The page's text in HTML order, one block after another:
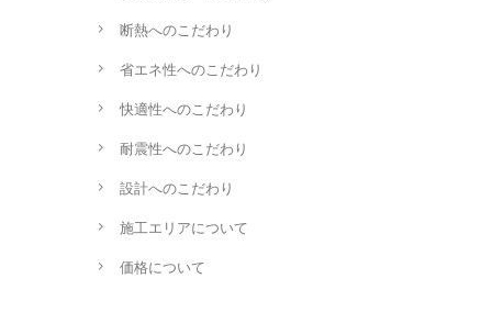
断熱へのこだわり
省エネ性へのこだわり
快適性へのこだわり
耐震性へのこだわり
設計へのこだわり
施工エリアについて
価格について